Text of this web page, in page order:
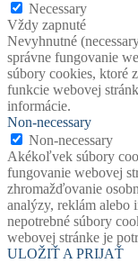
Necessary
Vždy zapnuté
Nevyhnutné
správne fungovanie
súbory cookies, ktoré
funkcie webovej
informácie.
Non-necessary
Non-necessary
Akékoľvek súbory
fungovanie webovej
zhromažďovanie
analýzy, reklám alebo
nepotrebné súbory
webovej stránke je
ULOŽIŤ A PRIJAŤ